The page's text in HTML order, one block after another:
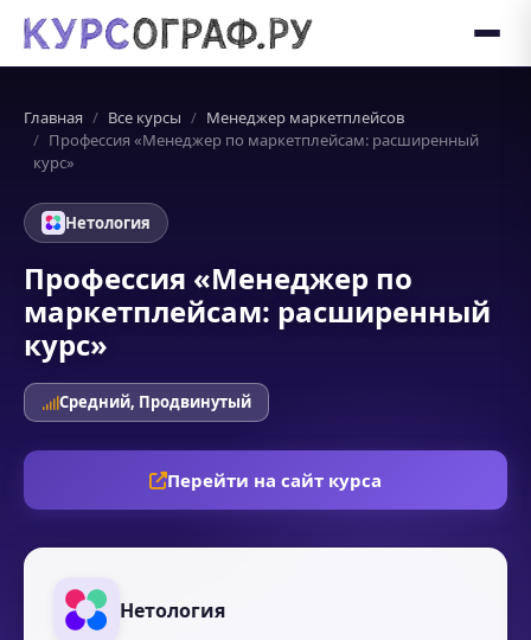
Главная Все курсы
Менеджер маркетплейсов
Профессия «Менеджер по маркетплейсам: расширенный
курс»
Нетология
Профессия «Менеджер по
маркетплейсам: расширенный
курс»
Средний, Продвинутый
Перейти на сайт курса
Нетология